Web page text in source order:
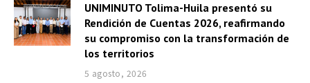
UNIMINUTO Tolima-Huila presentó su
Rendición de Cuentas 2026, reafirmando
su compromiso con la transformación de
los territorios
5 agosto, 2026